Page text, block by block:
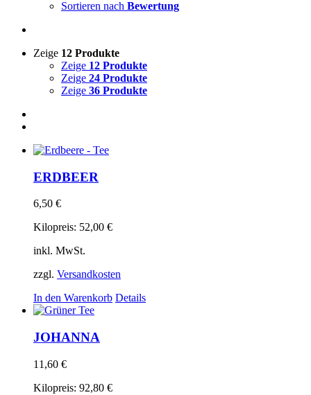
Sortieren nach Bewertung
Zeige 12 Produkte
Zeige 12 Produkte
Zeige 24 Produkte
Zeige 36 Produkte
ERDBEER
6,50 €
Kilopreis: 52,00 €
inkl. MwSt.
zzgl. Versandkosten
In den Warenkorb Details
JOHANNA
11,60 €
Kilopreis: 92,80 €